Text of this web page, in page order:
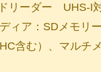
ドリーダー UHS-
ィア：SDメモリ
含む）、マルチ